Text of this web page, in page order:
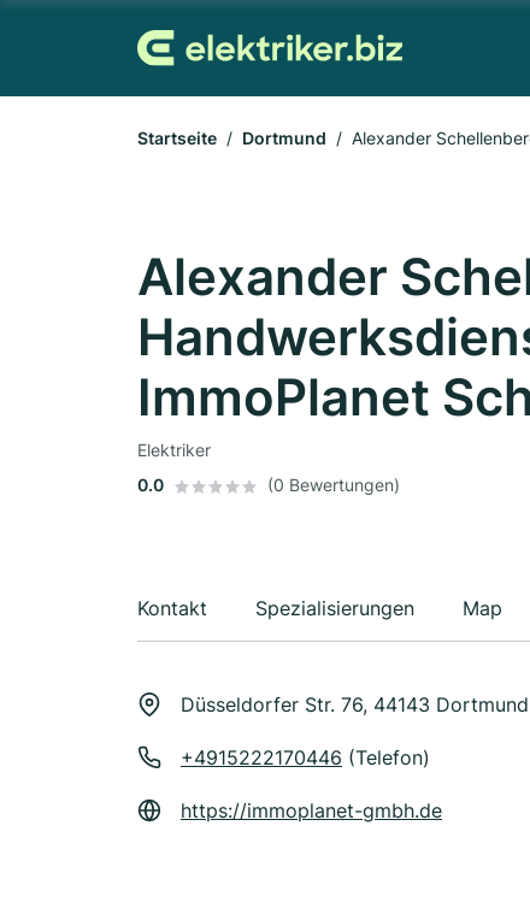
Startseite Dortmund Alexander
Alexander
ImmoPlanet
Elektriker
0.0
(0 Bewertungen)
Kontakt Spezialisierungen Map
Düsseldorfer Str. 76, 44143 Dortmund
+4915222170446 (Telefon)
https://immoplanet-gmbh.de